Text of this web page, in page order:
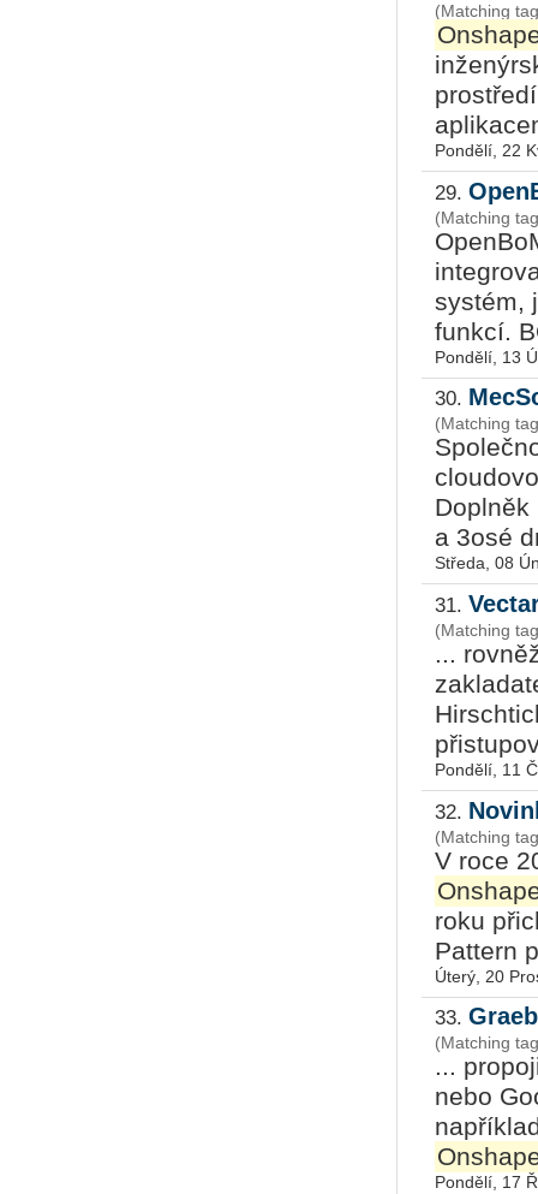
(Matching
Pondělí, 22
29.
(Matching
systém,
funkcí.
Pondělí, 13
30.
(Matching
a 3osé
Středa, 08
31.
(Matching
...
Pondělí, 11
32.
(Matching
V roce
roku
Pattern
Úterý, 20
33.
(Matching
...
nebo
Pondělí, 17